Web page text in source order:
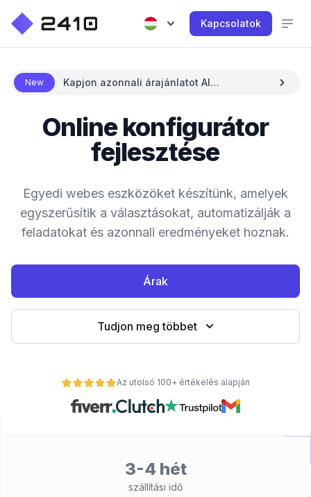
Kapcsolatok
New
Kapjon azonnali árajánlatot AI
Online konfigurátor
fejlesztése
Egyedi webes eszközöket készítünk, amelyek
egyszerűsítik a választásokat, automatizálják a
feladatokat és azonnali eredményeket hoznak.
Árak
Tudjon meg többet
Az utolsó 100+ értékelés alapján
3-4 hét
szállítási idő